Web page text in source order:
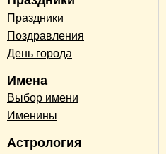
Праздники
Поздравления
День города
Имена
Выбор имени
Именины
Астрология